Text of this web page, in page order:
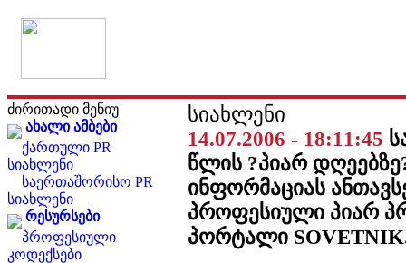
ძირითადი მენიუ
ახალი ამბები
ქართული PR
სიახლენი
საერთაშორისო PR
სიახლენი
რესურსები
პროფესიული
კოდექსები
სიახლენი
14.07.2006 - 18:11:45
წლის ?პიარ
ინფორმაციას
პროფესიული პიარ
პორტალი